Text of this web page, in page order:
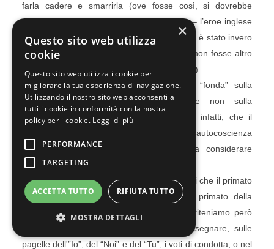
farla cadere e smarrirla (ove fosse così, si dovrebbe
peraltro riconoscere che Robinson Crusoe – l’eroe inglese
dell'”anima cosciente” o dell’autocoscienza – è stato invero
fortunato a ignorare che la propria identità non fosse altro
che “un semplice e inutilizzabile vissuto”) (35).
Fatto sta, che “l’identità dell’individuo” si “fonda” sulla
opposizione delsoggetto all’oggetto
, e non sulla
“reciprocità del tu”. È proprio per questo, infatti, che il
soggetto, abituato a sostenere l’autocoscienza
contrapponendosi all’oggetto, è portato a considerare
“oggetto” anche l’altro “Io” o il “tu”.
In ogni caso, pur essendo anche noi convinti che il primato
dell'”Essere” vada escluso (poiché, quale primato della
“necessità”, non permette alcuna scelta), riteniamo però
che il problema non consista tanto nell’assegnare, sulle
pagelle dell'”Io”, del “Noi” e del “Tu”, i voti di condotta, o nel
×
Questo sito web utilizza
cookie
Questo sito web utilizza i cookie per
migliorare la tua esperienza di navigazione.
Utilizzando il nostro sito web acconsenti a
tutti i cookie in conformità con la nostra
policy per i cookie. Leggi di più
PERFORMANCE
TARGETING
ACCETTA TUTTO RIFIUTA TUTTO
MOSTRA DETTAGLI